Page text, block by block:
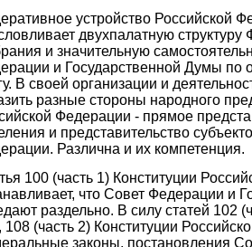
устройство Российской
двухпалатную структуру
и значительную
и Государственной Думы по
В своей организации и
разные стороны народного
Федерации - прямое
и представительство
Различна и их компетенция.
100 (часть 1) Конституции
что Совет Федерации и
раздельно. В силу статей 102
108 (часть 2) Конституции
законы, постановления